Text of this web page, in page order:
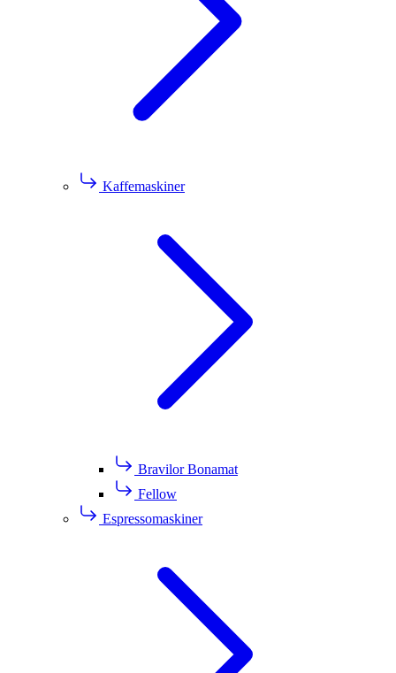
Kaffemaskiner
Bravilor Bonamat
Fellow
Espressomaskiner